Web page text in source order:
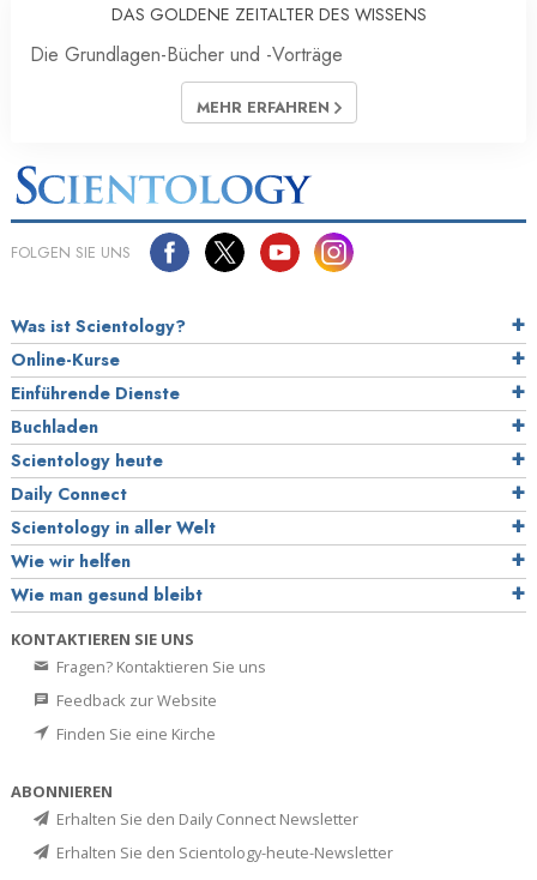
DAS GOLDENE ZEITALTER DES WISSENS
Die Grundlagen-Bücher und -Vorträge
MEHR ERFAHREN
FOLGEN SIE UNS
Was ist Scientology?
Online-Kurse
Einführende Dienste
Buchladen
Scientology heute
Daily Connect
Scientology in aller Welt
Wie wir helfen
Wie man gesund bleibt
KONTAKTIEREN SIE UNS
Fragen? Kontaktieren Sie uns
Feedback zur Website
Finden Sie eine Kirche
ABONNIEREN
Erhalten Sie den Daily Connect Newsletter
Erhalten Sie den Scientology-heute-Newsletter